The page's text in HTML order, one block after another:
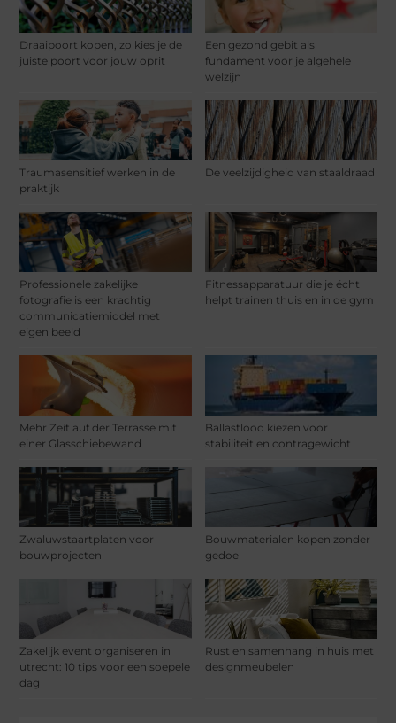
Draaipoort kopen, zo kies je de
juiste poort voor jouw oprit
Een gezond gebit als
fundament voor je algehele
welzijn
Traumasensitief werken in de
praktijk
De veelzijdigheid van staaldraad
Professionele zakelijke
fotografie is een krachtig
communicatiemiddel met
eigen beeld
Fitnessapparatuur die je écht
helpt trainen thuis en in de gym
Mehr Zeit auf der Terrasse mit
einer Glasschiebewand
Ballastlood kiezen voor
stabiliteit en contragewicht
Zwaluwstaartplaten voor
bouwprojecten
Bouwmaterialen kopen zonder
gedoe
Zakelijk event organiseren in
utrecht: 10 tips voor een soepele
dag
Rust en samenhang in huis met
designmeubelen